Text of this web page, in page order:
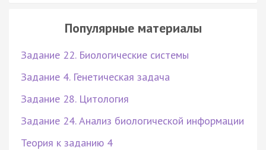
Популярные материалы
Задание 22. Биологические системы
Задание 4. Генетическая задача
Задание 28. Цитология
Задание 24. Анализ биологической информации
Теория к заданию 4